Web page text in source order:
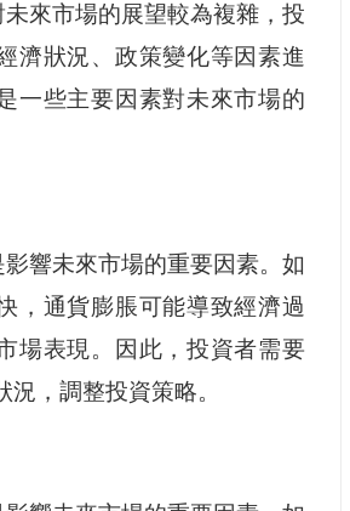
來市場的展望較為複雜，投
濟狀況、政策變化等因素進
一些主要因素對未來市場的
響未來市場的重要因素。如
，通貨膨脹可能導致經濟過
場表現。因此，投資者需要
況，調整投資策略。